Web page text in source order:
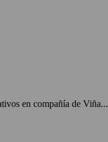
en compañía de Viña...